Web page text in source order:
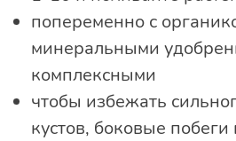
попеременно с
минеральными
комплексными
чтобы избежать
кустов, боковые